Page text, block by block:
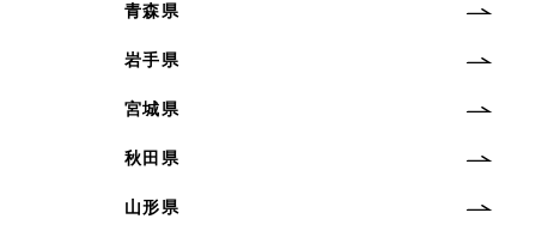
青森県
岩手県
宮城県
秋田県
山形県